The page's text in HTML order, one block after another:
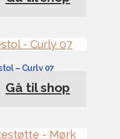
– Curly 07
Gå til shop